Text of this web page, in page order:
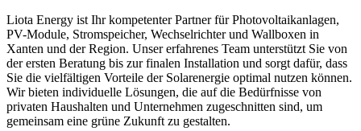
Liota Energy ist Ihr kompetenter Partner für Photovoltaikanlagen,
PV-Module, Stromspeicher, Wechselrichter und Wallboxen in
Xanten und der Region. Unser erfahrenes Team unterstützt Sie von
der ersten Beratung bis zur finalen Installation und sorgt dafür, dass
Sie die vielfältigen Vorteile der Solarenergie optimal nutzen können.
Wir bieten individuelle Lösungen, die auf die Bedürfnisse von
privaten Haushalten und Unternehmen zugeschnitten sind, um
gemeinsam eine grüne Zukunft zu gestalten.